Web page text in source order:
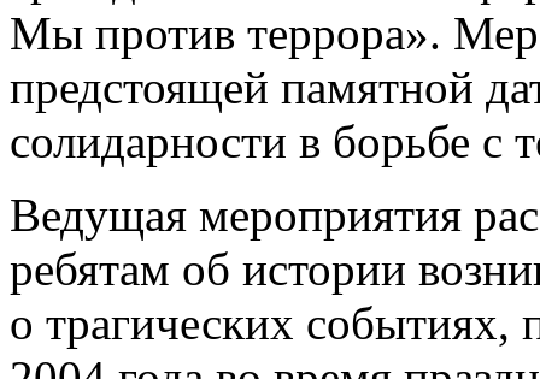
Мы против террора».
предстоящей памятной
солидарности в борьбе с
Ведущая мероприятия
ребятам об истории
о трагических